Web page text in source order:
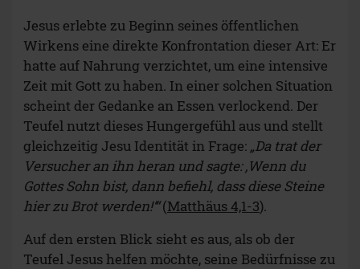
Jesus erlebte zu Beginn seines öffentlichen
Wirkens eine direkte Konfrontation dieser Art: Er
hatte auf Nahrung verzichtet, um eine intensive
Zeit mit Gott zu haben. In einer solchen Situation
scheint der Gedanke an Essen verlockend. Der
Teufel nutzt dieses Hungergefühl aus und stellt
gleichzeitig Jesu Identität in Frage: „Da trat der
Versucher an ihn heran und sagte: ‚Wenn du
Gottes Sohn bist, dann befiehl, dass diese Steine
hier zu Brot werden!‘“(Matthäus 4,1-3).
Auf den ersten Blick sieht es aus, als ob der
Teufel Jesus helfen möchte, seine Bedürfnisse zu